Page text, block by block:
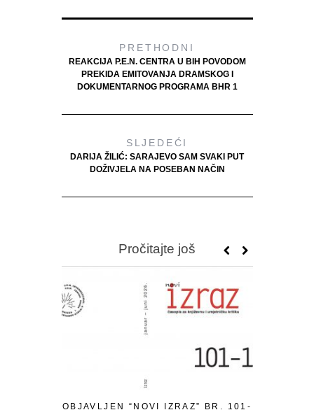
PRETHODNI
REAKCIJA P.E.N. CENTRA U BIH POVODOM
PREKIDA EMITOVANJA DRAMSKOG I
DOKUMENTARNOG PROGRAMA BHR 1
SLJEDEĆI
DARIJA ŽILIĆ: SARAJEVO SAM SVAKI PUT
DOŽIVJELA NA POSEBAN NAČIN
Pročitajte još
OBJAVLJEN “NOVI IZRAZ” BR. 101-